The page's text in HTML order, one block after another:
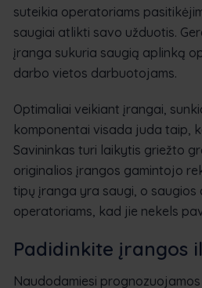
suteikia operatoriams
saugiai atlikti savo užduotis.
įranga sukuria saugią aplinką
darbo vietos darbuotojams.
Optimaliai veikiant įrangai,
komponentai visada juda taip,
Savininkas turi laikytis griežto
originalios įrangos gamintojo
tipų įranga yra saugi, o
operatoriams, kad jie nekels
Padidinkite įrangos
Naudodamiesi